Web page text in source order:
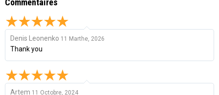
Denis Leonenko 11 Marthe, 2026
Thank you
Artem 11 Octobre, 2024